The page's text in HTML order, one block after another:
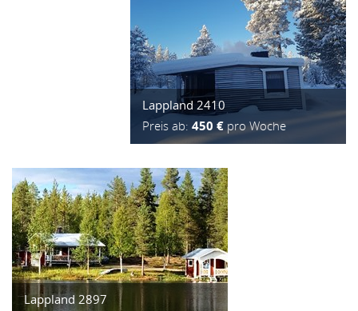
Lappland 2410
Preis ab: 450 € pro Woche
Lappland 2897